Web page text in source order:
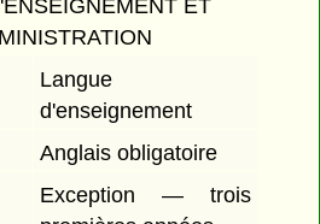
ET
Langue
d'enseignement
Anglais obligatoire
Exception — trois